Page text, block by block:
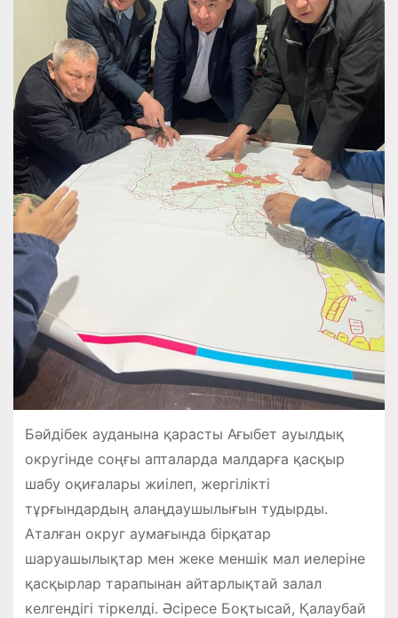
Бәйдібек ауданына қарасты Ағыбет ауылдық
округінде соңғы апталарда малдарға қасқыр
шабу оқиғалары жиілеп, жергілікті
тұрғындардың алаңдаушылығын тудырды.
Аталған округ аумағында бірқатар
шаруашылықтар мен жеке меншік мал иелеріне
қасқырлар тарапынан айтарлықтай залал
келгендігі тіркелді. Әсіресе Боқтысай, Қалаубай